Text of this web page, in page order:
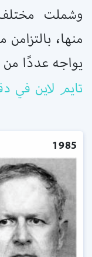
وشملت
منها، بالتزامن
يواجه عددًا
تايم لاين في
1985